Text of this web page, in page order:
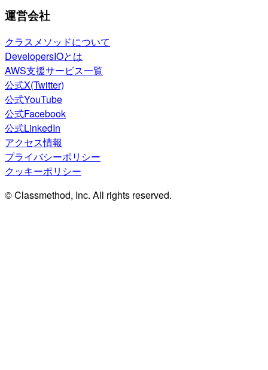
運営会社
クラスメソッドについて
DevelopersIOとは
AWS支援サービス一覧
公式X(Twitter)
公式YouTube
公式Facebook
公式LinkedIn
アクセス情報
プライバシーポリシー
クッキーポリシー
© Classmethod, Inc. All rights reserved.